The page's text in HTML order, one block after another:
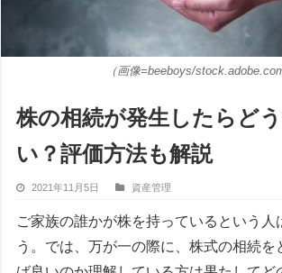
（画像=beeboys/
株の相続が発生したらど
い？評価方法も解説
2021年11月5日 資産管理
ご家族の誰かが株を持っているという人
う。では、万が一の際に、株式の相続を